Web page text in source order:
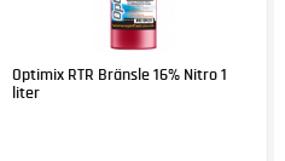
Optimix RTR Bränsle 16% Nitro 1
liter